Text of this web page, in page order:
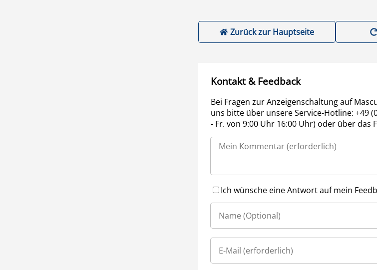
Zurück zur Hauptseite
Kontakt & Feedback
Bei Fragen zur Anzeigenschaltung auf
uns bitte über unsere Service-Hotline: +49
- Fr. von 9:00 Uhr 16:00 Uhr) oder über das
Ich wünsche eine Antwort auf mein